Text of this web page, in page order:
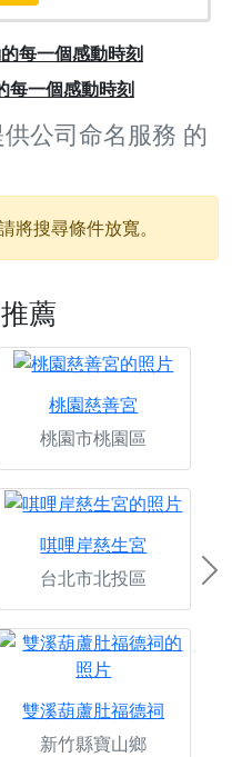
每一個感動時刻
公司命名服務 的
將搜尋條件放寬。
薦
桃園慈善宮
桃園市桃園區
唭哩岸慈生宮
台北市北投區
雙溪葫蘆肚福德祠
新竹縣寶山鄉